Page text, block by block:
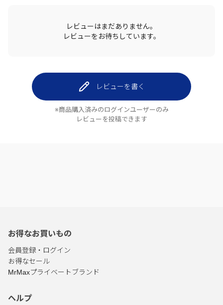
レビューはまだありません。
レビューをお待ちしています。
レビューを書く
※商品購入済みのログインユーザーのみ
レビューを投稿できます
お得なお買いもの
会員登録・ログイン
お得なセール
MrMaxプライベートブランド
ヘルプ